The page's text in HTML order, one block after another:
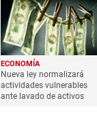
ECONOMÍA
Nueva ley normalizará
actividades vulnerables
ante lavado de activos